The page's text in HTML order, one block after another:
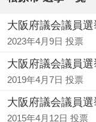
大阪府議会議員
2023年4月9日 投票
大阪府議会議員
2019年4月7日 投票
大阪府議会議員
2015年4月12日 投票